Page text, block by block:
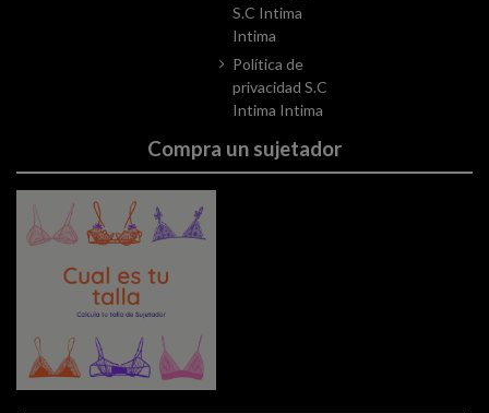
S.C Intima
Intima
Política de
privacidad S.C
Intima Intima
Compra un sujetador